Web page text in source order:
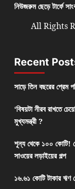
নিউজরুম ছেড়ে টার্ফে
All Rights
Recent
সাড়ে তিন বছরের প্রেম
‘বিষয়টা নীরব রাখতে
মুখ্যমন্ত্রী ?
শূন্য থেকে ১০০ কোটি!
সাওয়ের লড়াইয়ের গল্প
১৬.৬১ কোটি টাকার ঋণ